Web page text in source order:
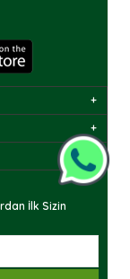
İlk Sizin